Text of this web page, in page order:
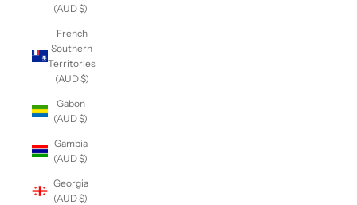
(AUD $)
French
Southern
Territories
(AUD $)
Gabon
(AUD $)
Gambia
(AUD $)
Georgia
(AUD $)